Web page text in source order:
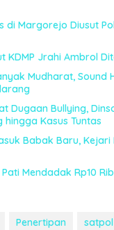
di Margorejo Diusut
KDMP Jrahi Ambrol
Mudharat, Sound
Dugaan Bullying,
hingga Kasus Tuntas
Babak Baru,
Mendadak Rp10
Penertipan